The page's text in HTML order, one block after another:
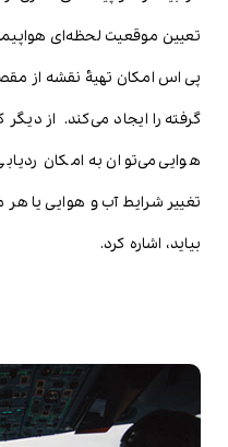
تعیین موقعیت لحظه‌ای
پی اس امکان تهیۀ نقشه از
گرفته را ایجاد می‌کند. از
هوایی می‌توان به امکان
تغییر شرایط آب و هوایی یا
بیاید، اشاره کرد.